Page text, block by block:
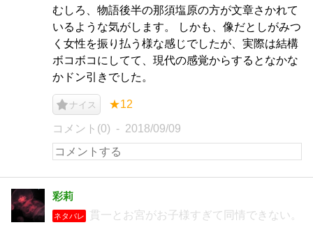
むしろ、物語後半の那須塩原の方が文章さかれて
いるような気がします。 しかも、像だとしがみつ
く女性を振り払う様な感じでしたが、実際は結構
ボコボコにしてて、現代の感覚からするとなかな
かドン引きでした。
ナイス ★12
コメント(0) 2018/09/09
彩莉
ネタバレ
貫一とお宮がお子様すぎて同情できない。